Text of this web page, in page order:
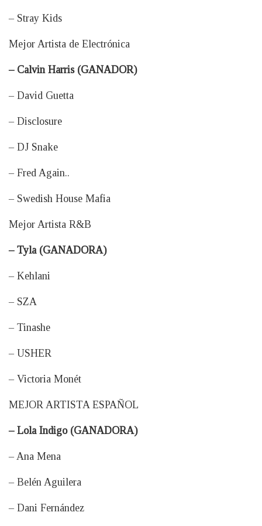
– Stray Kids
Mejor Artista de Electrónica
– Calvin Harris (GANADOR)
– David Guetta
– Disclosure
– DJ Snake
– Fred Again..
– Swedish House Mafia
Mejor Artista R&B
– Tyla (GANADORA)
– Kehlani
– SZA
– Tinashe
– USHER
– Victoria Monét
MEJOR ARTISTA ESPAÑOL
– Lola Indigo (GANADORA)
– Ana Mena
– Belén Aguilera
– Dani Fernández